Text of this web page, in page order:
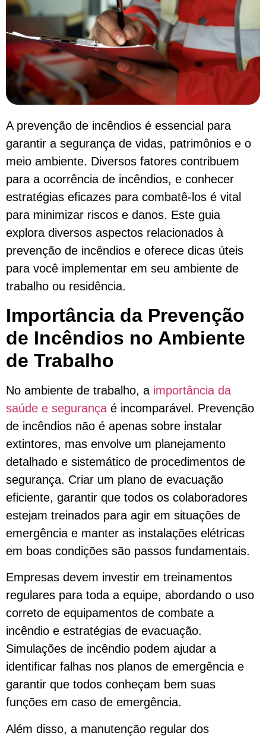
A prevenção de incêndios é essencial para
garantir a segurança de vidas, patrimônios e o
meio ambiente. Diversos fatores contribuem
para a ocorrência de incêndios, e conhecer
estratégias eficazes para combatê-los é vital
para minimizar riscos e danos. Este guia
explora diversos aspectos relacionados à
prevenção de incêndios e oferece dicas úteis
para você implementar em seu ambiente de
trabalho ou residência.
Importância da Prevenção
de Incêndios no Ambiente
de Trabalho
No ambiente de trabalho, a importância da
saúde e segurança é incomparável. Prevenção
de incêndios não é apenas sobre instalar
extintores, mas envolve um planejamento
detalhado e sistemático de procedimentos de
segurança. Criar um plano de evacuação
eficiente, garantir que todos os colaboradores
estejam treinados para agir em situações de
emergência e manter as instalações elétricas
em boas condições são passos fundamentais.
Empresas devem investir em treinamentos
regulares para toda a equipe, abordando o uso
correto de equipamentos de combate a
incêndio e estratégias de evacuação.
Simulações de incêndio podem ajudar a
identificar falhas nos planos de emergência e
garantir que todos conheçam bem suas
funções em caso de emergência.
Além disso, a manutenção regular dos